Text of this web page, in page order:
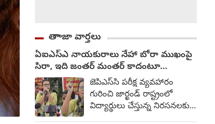
తాాజా వార్తలు
ఏఐఎస్ఎ నాయకురాలు నేహా బోరా ముఖంపై
సిరా, ఇది జంతర్ మంతర్ కాదంటూ...
జెపిఎస్‌సి పరీక్ష వ్యవహారం
గురించి జార్ఖండ్ రాష్ట్రంలో
విద్యార్థులు చేస్తున్న నిరసనలకు